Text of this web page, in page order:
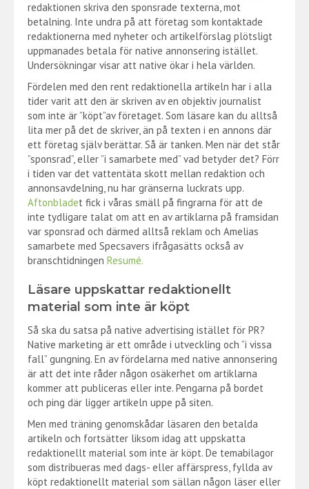
redaktionen skriva den sponsrade texterna, mot
betalning. Inte undra på att företag som kontaktade
redaktionerna med nyheter och artikelförslag plötsligt
uppmanades betala för native annonsering istället.
Undersökningar visar att native ökar i hela världen.
Fördelen med den rent redaktionella artikeln har i alla
tider varit att den är skriven av en objektiv journalist
som inte är ”köpt”av företaget. Som läsare kan du alltså
lita mer på det de skriver, än på texten i en annons där
ett företag själv berättar. Så är tanken. Men när det står
”sponsrad”, eller ”i samarbete med” vad betyder det? Förr
i tiden var det vattentäta skott mellan redaktion och
annonsavdelning, nu har gränserna luckrats upp.
Aftonbladet fick i våras smäll på fingrarna för att de
inte tydligare talat om att en av artiklarna på framsidan
var sponsrad och därmed alltså reklam och Amelias
samarbete med Specsavers ifrågasätts också av
branschtidningen Resumé.
Läsare uppskattar redaktionellt
material som inte är köpt
Så ska du satsa på native advertising istället för PR?
Native marketing är ett område i utveckling och ”i vissa
fall” gungning. En av fördelarna med native annonsering
är att det inte råder någon osäkerhet om artiklarna
kommer att publiceras eller inte. Pengarna på bordet
och ping där ligger artikeln uppe på siten.
Men med träning genomskådar läsaren den betalda
artikeln och fortsätter liksom idag att uppskatta
redaktionellt material som inte är köpt. De temabilagor
som distribueras med dags- eller affärspress, fyllda av
köpt redaktionellt material som sällan någon läser eller